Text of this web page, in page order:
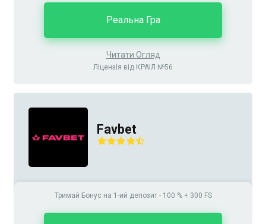
Читати Огляд
Ліцензія від КРАІЛ №56
Реальна Гра
Favbet
Тримай Бонус на 1-ий депозит - 100 % + 300 FS